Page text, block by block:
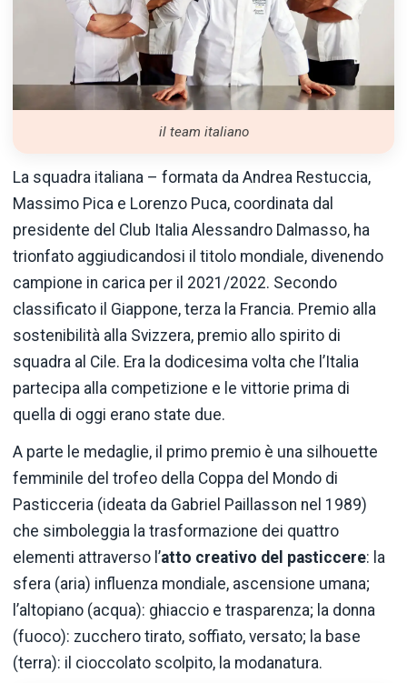
il team italiano
La squadra italiana – formata da Andrea Restuccia,
Massimo Pica e Lorenzo Puca, coordinata dal
presidente del Club Italia Alessandro Dalmasso, ha
trionfato aggiudicandosi il titolo mondiale, divenendo
campione in carica per il 2021/2022. Secondo
classificato il Giappone, terza la Francia. Premio alla
sostenibilità alla Svizzera, premio allo spirito di
squadra al Cile. Era la dodicesima volta che l’Italia
partecipa alla competizione e le vittorie prima di
quella di oggi erano state due.
A parte le medaglie, il primo premio è una silhouette
femminile del trofeo della Coppa del Mondo di
Pasticceria (ideata da Gabriel Paillasson nel 1989)
che simboleggia la trasformazione dei quattro
elementi attraverso l’atto creativo del pasticcere: la
sfera (aria) influenza mondiale, ascensione umana;
l’altopiano (acqua): ghiaccio e trasparenza; la donna
(fuoco): zucchero tirato, soffiato, versato; la base
(terra): il cioccolato scolpito, la modanatura.